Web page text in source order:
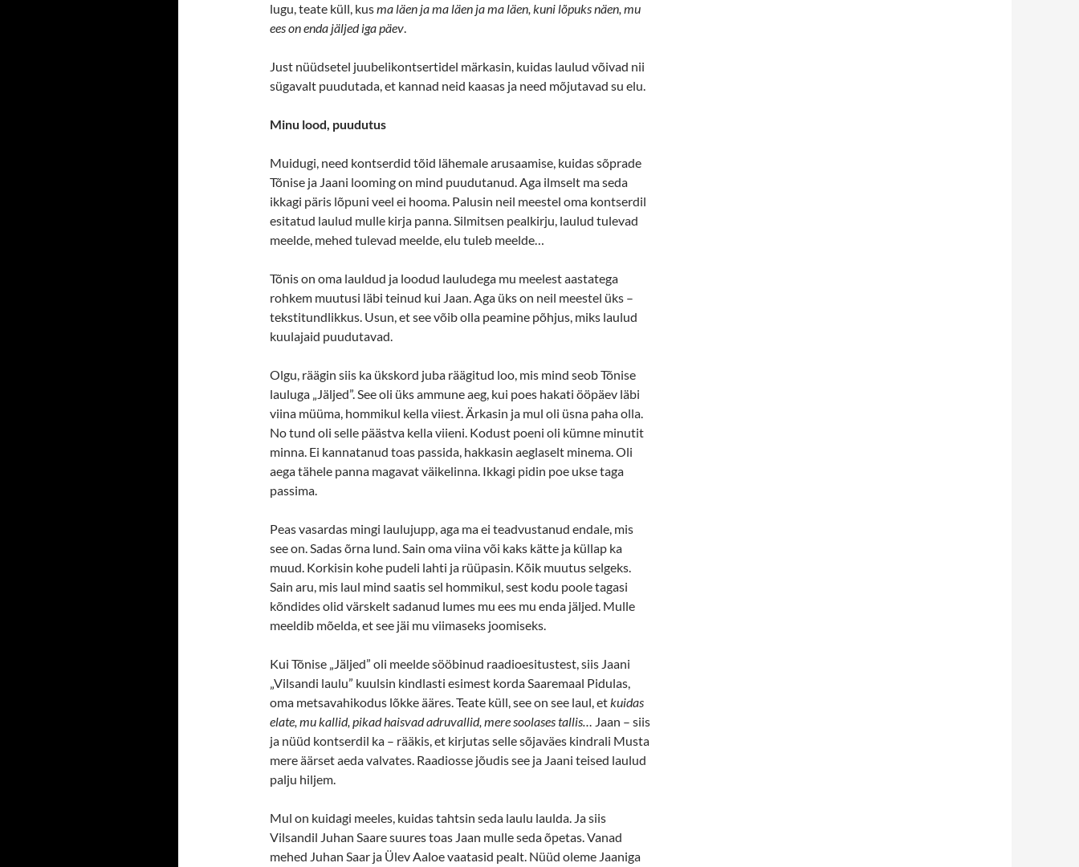
lugu, teate küll, kusma läen ja ma läen ja ma läen, kuni lõpuks näen, mu
ees on enda jäljed iga päev.
Just nüüdsetel juubelikontsertidel märkasin, kuidas laulud võivad nii
sügavalt puudutada, et kannad neid kaasas ja need mõjutavad su elu.
Minu lood, puudutus
Muidugi, need kontserdid tõid lähemale arusaamise, kuidas sõprade
Tõnise ja Jaani looming on mind puudutanud. Aga ilmselt ma seda
ikkagi päris lõpuni veel ei hooma. Palusin neil meestel oma kontserdil
esitatud laulud mulle kirja panna. Silmitsen pealkirju, laulud tulevad
meelde, mehed tulevad meelde, elu tuleb meelde…
Tõnis on oma lauldud ja loodud lauludega mu meelest aastatega
rohkem muutusi läbi teinud kui Jaan. Aga üks on neil meestel üks –
tekstitundlikkus. Usun, et see võib olla peamine põhjus, miks laulud
kuulajaid puudutavad.
Olgu, räägin siis ka ükskord juba räägitud loo, mis mind seob Tõnise
lauluga „Jäljed”. See oli üks ammune aeg, kui poes hakati ööpäev läbi
viina müüma, hommikul kella viiest. Ärkasin ja mul oli üsna paha olla.
No tund oli selle päästva kella viieni. Kodust poeni oli kümne minutit
minna. Ei kannatanud toas passida, hakkasin aeglaselt minema. Oli
aega tähele panna magavat väikelinna. Ikkagi pidin poe ukse taga
passima.
Peas vasardas mingi laulujupp, aga ma ei teadvustanud endale, mis
see on. Sadas õrna lund. Sain oma viina või kaks kätte ja küllap ka
muud. Korkisin kohe pudeli lahti ja rüüpasin. Kõik muutus selgeks.
Sain aru, mis laul mind saatis sel hommikul, sest kodu poole tagasi
kõndides olid värskelt sadanud lumes mu ees mu enda jäljed. Mulle
meeldib mõelda, et see jäi mu viimaseks joomiseks.
Kui Tõnise „Jäljed” oli meelde sööbinud raadioesitustest, siis Jaani
„Vilsandi laulu” kuulsin kindlasti esimest korda Saaremaal Pidulas,
oma metsavahikodus lõkke ääres. Teate küll, see on see laul, etkuidas
elate, mu kallid, pikad haisvad adruvallid, mere soolases tallis… Jaan – siis
ja nüüd kontserdil ka – rääkis, et kirjutas selle sõjaväes kindrali Musta
mere äärset aeda valvates. Raadiosse jõudis see ja Jaani teised laulud
palju hiljem.
Mul on kuidagi meeles, kuidas tahtsin seda laulu laulda. Ja siis
Vilsandil Juhan Saare suures toas Jaan mulle seda õpetas. Vanad
mehed Juhan Saar ja Ülev Aaloe vaatasid pealt. Nüüd oleme Jaaniga